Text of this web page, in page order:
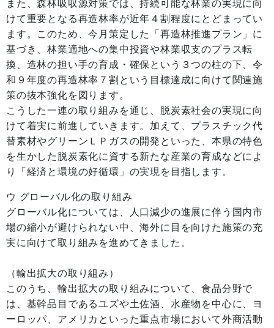
また、森林吸収源対策では、持続可能な林業の実現に向
けて重要となる再造林率が近年４割程度にとどまってい
ます。このため、今月策定した「再造林推進プラン」に
基づき、林業適地への集中投資や林業収支のプラス転
換、造林の担い手の育成・確保という３つの柱の下、令
和９年度の再造林率７割という目標達成に向けて関連施
策の抜本強化を図ります。
こうした一連の取り組みを通じ、脱炭素社会の実現に向
けて着実に前進していきます。加えて、プラスチック代
替素材やグリーンＬＰガスの開発といった、本県の特色
を生かした脱炭素化に資する新たな産業の育成などによ
り「経済と環境の好循環」の実現を目指します。
ウ グローバル化の取り組み
グローバル化については、人口減少の進展に伴う国内市
場の縮小が避けられない中、海外に目を向けた施策の充
実に向けて取り組みを進めてきました。
（輸出拡大の取り組み）
このうち、輸出拡大の取り組みについて、食品分野で
は、基幹品目であるユズや土佐酒、水産物を中心に、ヨ
ーロッパ、アメリカといった重点市場において外商活動